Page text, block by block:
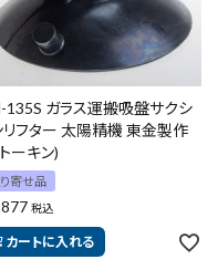
135S ガラス運搬吸盤サクシ
リフター 太陽精機 東金製作
ーキン)
寄せ品
税込
カートに入れる